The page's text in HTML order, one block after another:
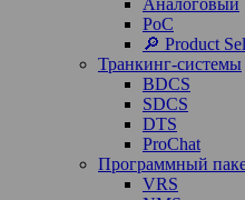
Аналоговый
PoC
🔎 Product
Транкинг-системы
BDCS
SDCS
DTS
ProChat
Программный
VRS